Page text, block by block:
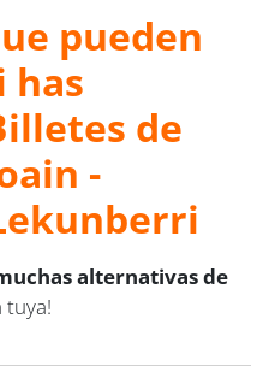
pueden
has
de
-
alternativas de
tuya!